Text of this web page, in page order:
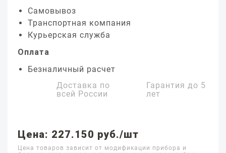
Самовывоз
Транспортная компания
Курьерская служба
Оплата
Безналичный расчет
Доставка по
всей России
Гарантия до 5
лет
Цена: 227.150 руб./шт
Цена товаров зависит от модификации прибора и